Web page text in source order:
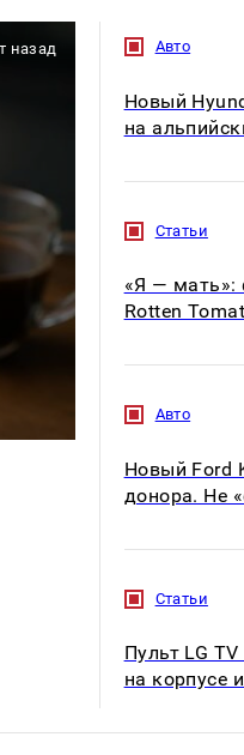
назад Авто
Новый
на
Статьи
«Я — мать»:
Rotten
Авто
Новый Ford
донора. Не
Статьи
Пульт LG
на корпусе